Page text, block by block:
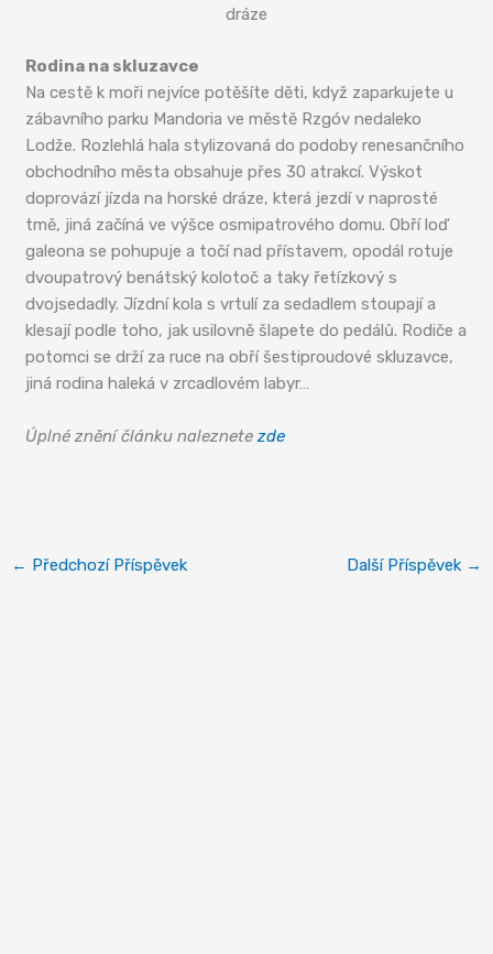
dráze
Rodina na skluzavce
Na cestě k moři nejvíce potěšíte děti, když zaparkujete u
zábavního parku Mandoria ve městě Rzgóv nedaleko
Lodže. Rozlehlá hala stylizovaná do podoby renesančního
obchodního města obsahuje přes 30 atrakcí. Výskot
doprovází jízda na horské dráze, která jezdí v naprosté
tmě, jiná začíná ve výšce osmipatrového domu. Obří loď
galeona se pohupuje a točí nad přístavem, opodál rotuje
dvoupatrový benátský kolotoč a taky řetízkový s
dvojsedadly. Jízdní kola s vrtulí za sedadlem stoupají a
klesají podle toho, jak usilovně šlapete do pedálů. Rodiče a
potomci se drží za ruce na obří šestiproudové skluzavce,
jiná rodina haleká v zrcadlovém labyr…
Úplné znění článku naleznetezde
← Předchozí Příspěvek Další Příspěvek →